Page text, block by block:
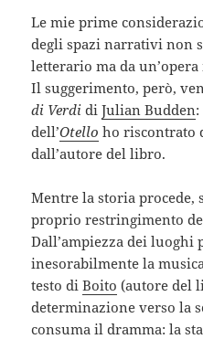
Le mie prime
degli spazi narrativi non
letterario ma da un’opera
Il suggerimento, però,
di Verdi diJulian Budden
dell’Otello ho riscontrato
dall’autore del libro.
Mentre la storia procede,
proprio restringimento
Dall’ampiezza dei luoghi
inesorabilmente la
testo diBoito (autore del
determinazione verso la
consuma il dramma: la